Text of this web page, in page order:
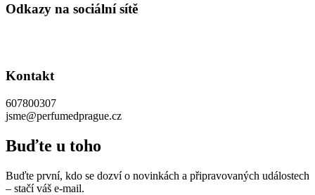
Odkazy na sociální sítě
Kontakt
607800307
jsme@perfumedprague.cz
Buďte u toho
Buďte první, kdo se dozví o novinkách a připravovaných událostech
– stačí váš e-mail.